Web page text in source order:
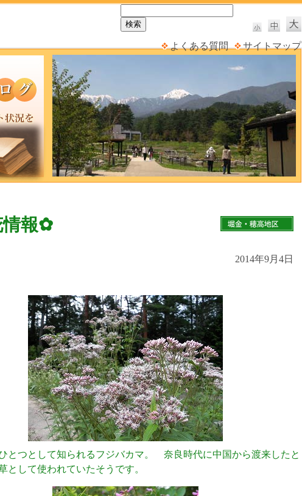
よくある質問 サイトマップ
情報✿
2014年9月4日
とつとして知られるフジバカマ。 奈良時代に中国から渡来したと
として使われていたそうです。